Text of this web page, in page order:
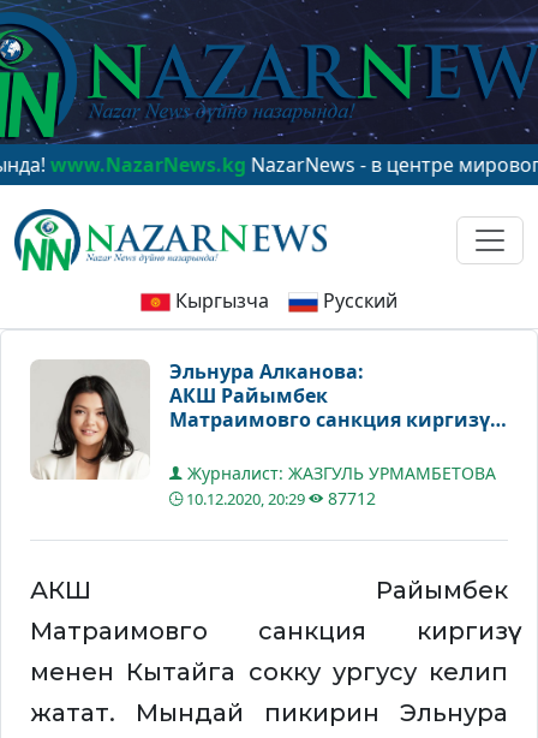
NazarNews - в центре мирового
Кыргызча Русский
Эльнура Алканова:
АКШ Райымбек
Матраимовго санкция киргизүү
келип жатат
Журналист: ЖАЗГУЛЬ УРМАМБЕТОВА
10.12.2020, 20:29 87712
АКШ Райымбек
Матраимовго санкция киргизүү
менен Кытайга сокку ургусу келип
жатат. Мындай пикирин Эльнура